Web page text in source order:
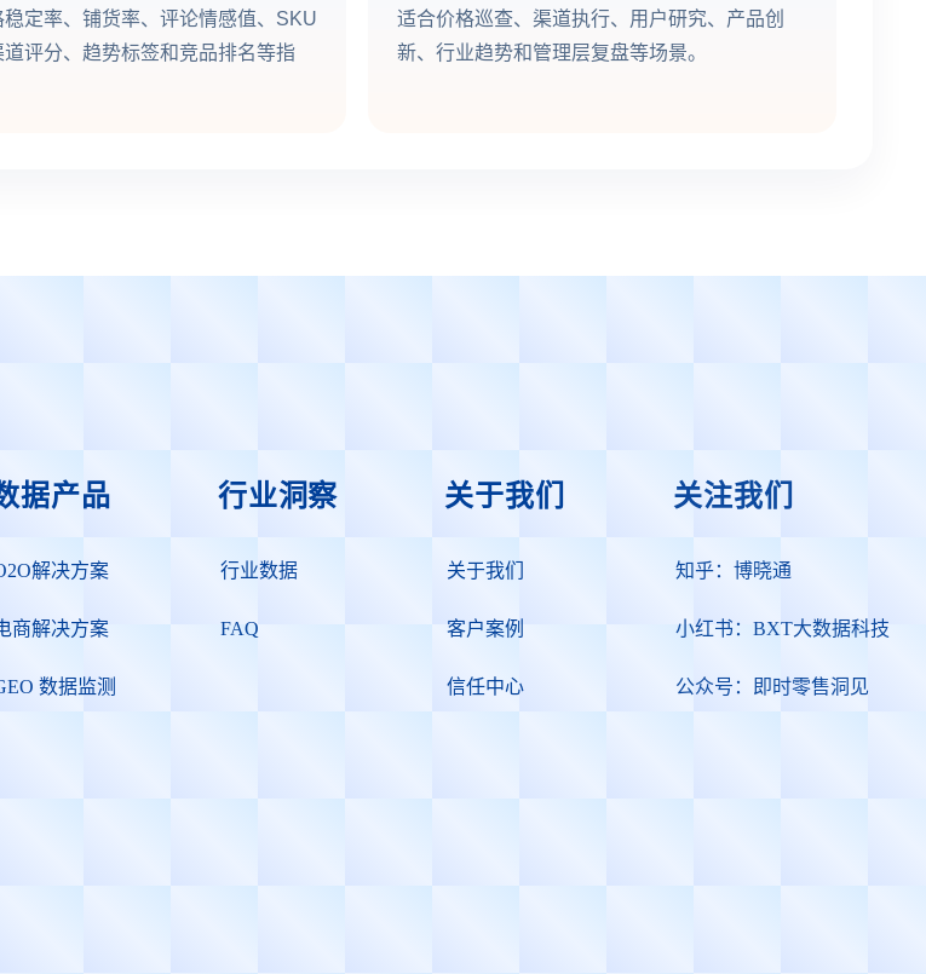
稳定率、铺货率、评论情感值、SKU
评分、趋势标签和竞品排名等指
适合价格巡查、渠道执行、用户研究、产品创
新、行业趋势和管理层复盘等场景。
据产品
解决方案
商解决方案
数据监测
行业洞察
行业数据
FAQ
关于我们
关于我们
客户案例
信任中心
关注我们
知乎：博晓通
小红书：BXT大数据科技
公众号：即时零售洞见